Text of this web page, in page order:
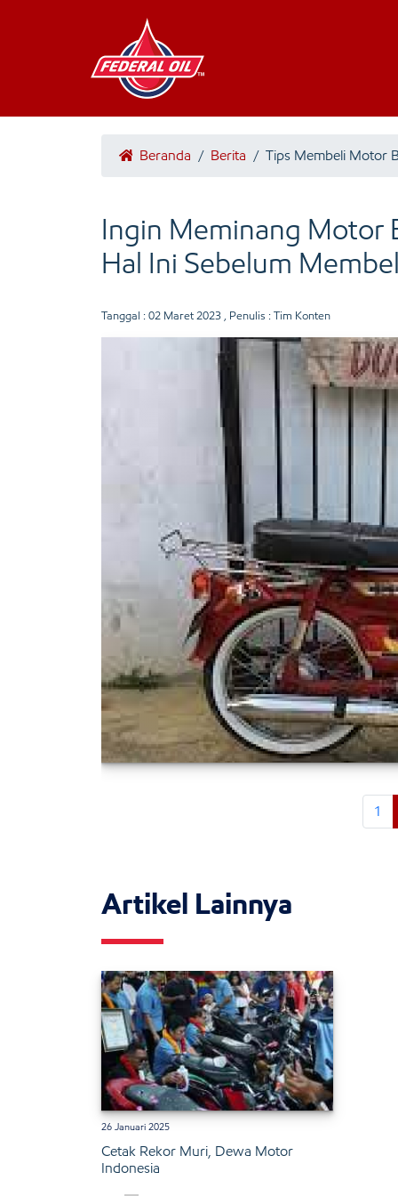
Beranda / Berita / Tips Membeli Motor
Ingin Meminang Motor
Hal Ini Sebelum
Tanggal : 02 Maret 2023 , Penulis : Tim Konten
1
Artikel Lainnya
26 Januari 2025
Cetak Rekor Muri, Dewa Motor
Indonesia